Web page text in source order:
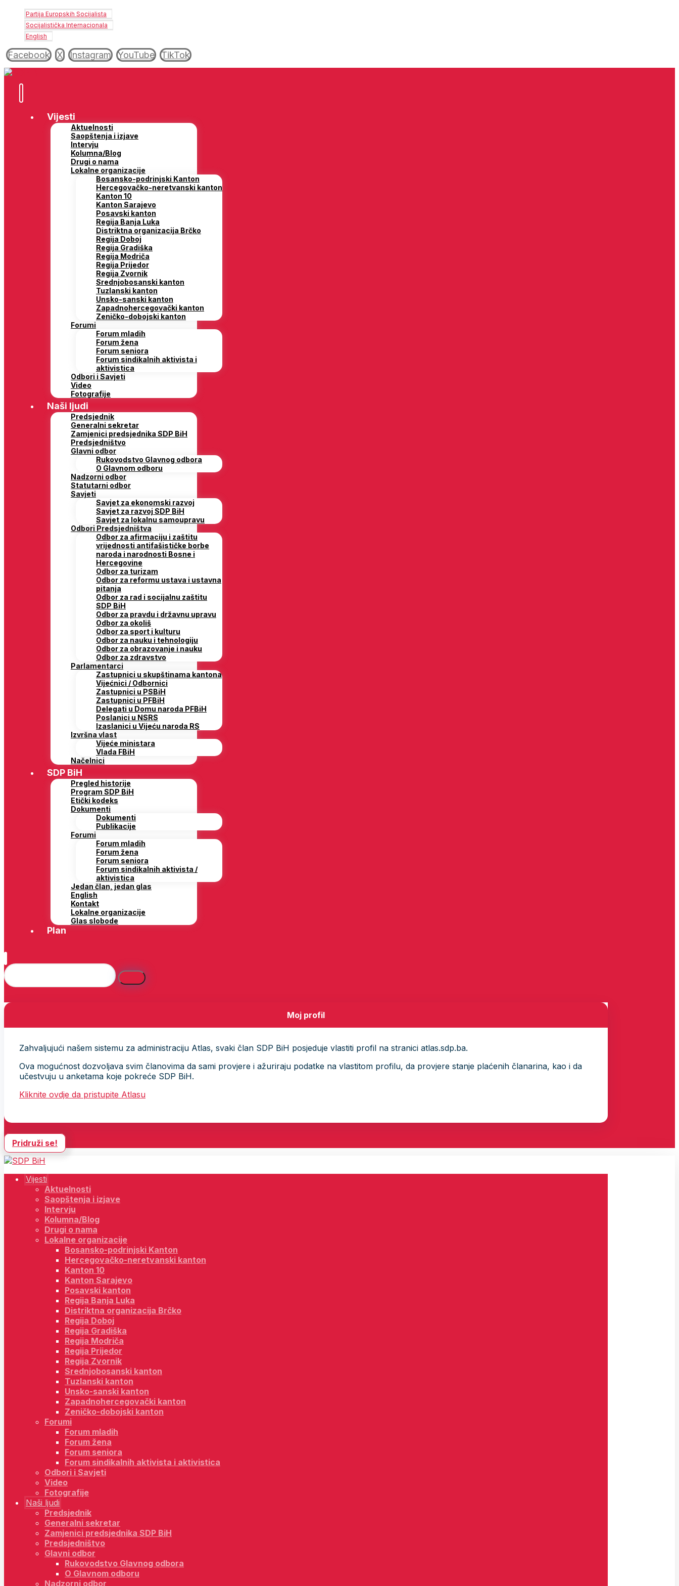
Partija Europskih Socijalista
Socijalistička Internacionala
English
Facebook X Instagram YouTube TikTok
Vijesti
Aktuelnosti
Saopštenja i izjave
Intervju
Kolumna/Blog
Drugi o nama
Lokalne organizacije
Bosansko-podrinjski Kanton
Hercegovačko-neretvanski kanton
Kanton 10
Kanton Sarajevo
Posavski kanton
Regija Banja Luka
Distriktna organizacija Brčko
Regija Doboj
Regija Gradiška
Regija Modriča
Regija Prijedor
Regija Zvornik
Srednjobosanski kanton
Tuzlanski kanton
Unsko-sanski kanton
Zapadnohercegovački kanton
Zeničko-dobojski kanton
Forumi
Forum mladih
Forum žena
Forum seniora
Forum sindikalnih aktivista i
aktivistica
Odbori i Savjeti
Video
Fotografije
Naši ljudi
Predsjednik
Generalni sekretar
Zamjenici predsjednika SDP BiH
Predsjedništvo
Glavni odbor
Rukovodstvo Glavnog odbora
O Glavnom odboru
Nadzorni odbor
Statutarni odbor
Savjeti
Savjet za ekonomski razvoj
Savjet za razvoj SDP BiH
Savjet za lokalnu samoupravu
Odbori Predsjedništva
Odbor za afirmaciju i zaštitu
vrijednosti antifašističke borbe
naroda i narodnosti Bosne i
Hercegovine
Odbor za turizam
Odbor za reformu ustava i ustavna
pitanja
Odbor za rad i socijalnu zaštitu
SDP BiH
Odbor za pravdu i državnu upravu
Odbor za okoliš
Odbor za sport i kulturu
Odbor za nauku i tehnologiju
Odbor za obrazovanje i nauku
Odbor za zdravstvo
Parlamentarci
Zastupnici u skupštinama kantona
Vijećnici / Odbornici
Zastupnici u PSBiH
Zastupnici u PFBiH
Delegati u Domu naroda PFBiH
Poslanici u NSRS
Izaslanici u Vijeću naroda RS
Izvršna vlast
Vijeće ministara
Vlada FBiH
Načelnici
SDP BiH
Pregled historije
Program SDP BiH
Etički kodeks
Dokumenti
Dokumenti
Publikacije
Forumi
Forum mladih
Forum žena
Forum seniora
Forum sindikalnih aktivista /
aktivistica
Jedan član, jedan glas
English
Kontakt
Lokalne organizacije
Glas slobode
Plan
Moj profil
Zahvaljujući našem sistemu za administraciju Atlas, svaki član SDP BiH posjeduje vlastiti profil na stranici atlas.sdp.ba.
Ova mogućnost dozvoljava svim članovima da sami provjere i ažuriraju podatke na vlastitom profilu, da provjere stanje plaćenih članarina, kao i da
učestvuju u anketama koje pokreće SDP BiH.
Kliknite ovdje da pristupite Atlasu
Pridruži se!
Vijesti
Aktuelnosti
Saopštenja i izjave
Intervju
Kolumna/Blog
Drugi o nama
Lokalne organizacije
Bosansko-podrinjski Kanton
Hercegovačko-neretvanski kanton
Kanton 10
Kanton Sarajevo
Posavski kanton
Regija Banja Luka
Distriktna organizacija Brčko
Regija Doboj
Regija Gradiška
Regija Modriča
Regija Prijedor
Regija Zvornik
Srednjobosanski kanton
Tuzlanski kanton
Unsko-sanski kanton
Zapadnohercegovački kanton
Zeničko-dobojski kanton
Forumi
Forum mladih
Forum žena
Forum seniora
Forum sindikalnih aktivista i aktivistica
Odbori i Savjeti
Video
Fotografije
Naši ljudi
Predsjednik
Generalni sekretar
Zamjenici predsjednika SDP BiH
Predsjedništvo
Glavni odbor
Rukovodstvo Glavnog odbora
O Glavnom odboru
Nadzorni odbor